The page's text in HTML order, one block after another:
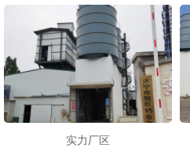
实力厂区